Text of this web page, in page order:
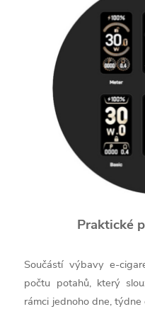
Praktické
Součástí výbavy e-
počtu potahů, který
rámci jednoho dne,